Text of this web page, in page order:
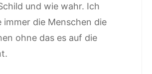
und wie wahr. Ich
immer die Menschen die
ohne das es auf die